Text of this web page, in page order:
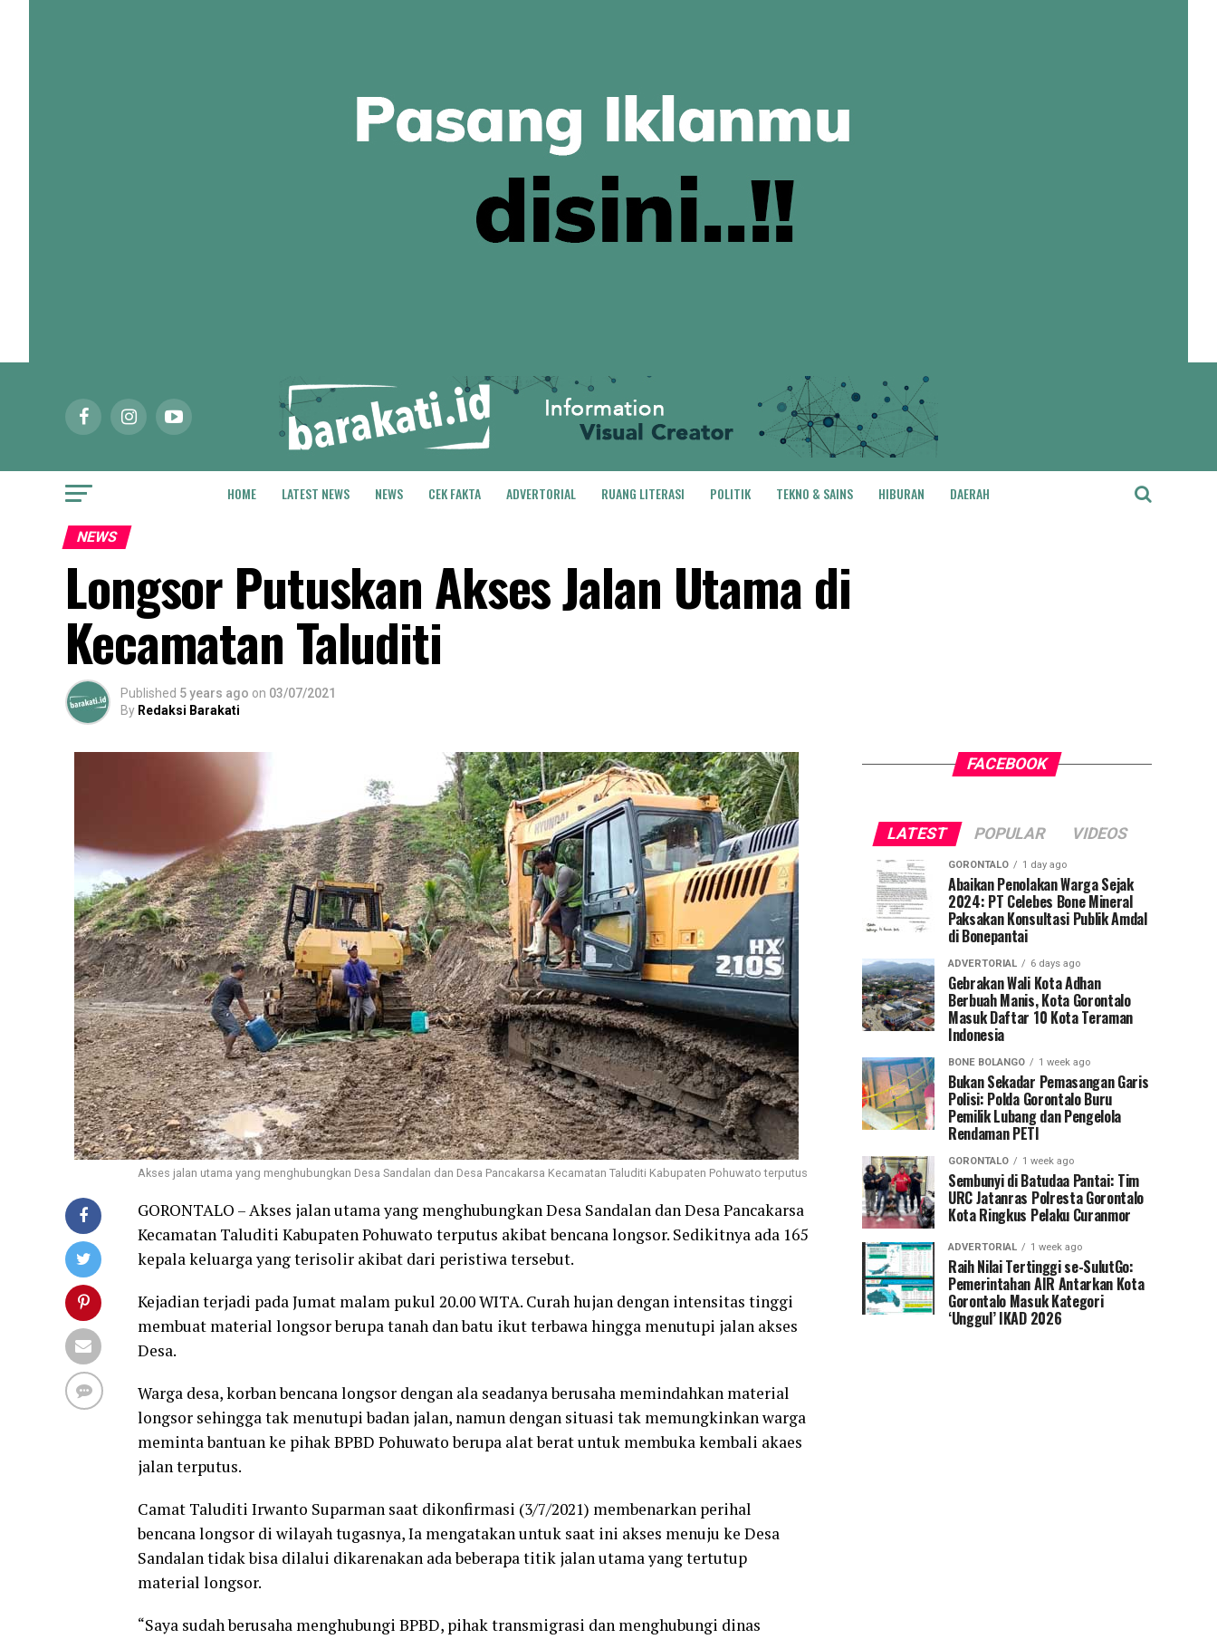
HOME LATEST NEWS NEWS CEK FAKTA ADVERTORIAL RUANG LITERASI POLITIK TEKNO & SAINS HIBURAN DAERAH
NEWS
Longsor Putuskan Akses Jalan Utama di
Kecamatan Taluditi
Published 5 years ago on 03/07/2021
By Redaksi Barakati
Akses jalan utama yang menghubungkan Desa Sandalan dan Desa Pancakarsa Kecamatan Taluditi Kabupaten Pohuwato terputus
GORONTALO – Akses jalan utama yang menghubungkan Desa Sandalan dan Desa Pancakarsa
Kecamatan Taluditi Kabupaten Pohuwato terputus akibat bencana longsor. Sedikitnya ada 165
kepala keluarga yang terisolir akibat dari peristiwa tersebut.
Kejadian terjadi pada Jumat malam pukul 20.00 WITA. Curah hujan dengan intensitas tinggi
membuat material longsor berupa tanah dan batu ikut terbawa hingga menutupi jalan akses
Desa.
Warga desa, korban bencana longsor dengan ala seadanya berusaha memindahkan material
longsor sehingga tak menutupi badan jalan, namun dengan situasi tak memungkinkan warga
meminta bantuan ke pihak BPBD Pohuwato berupa alat berat untuk membuka kembali akaes
jalan terputus.
Camat Taluditi Irwanto Suparman saat dikonfirmasi (3/7/2021) membenarkan perihal
bencana longsor di wilayah tugasnya, Ia mengatakan untuk saat ini akses menuju ke Desa
Sandalan tidak bisa dilalui dikarenakan ada beberapa titik jalan utama yang tertutup
material longsor.
“Saya sudah berusaha menghubungi BPBD, pihak transmigrasi dan menghubungi dinas
FACEBOOK
LATEST POPULAR VIDEOS
GORONTALO 1 day ago
Abaikan Penolakan Warga Sejak
2024: PT Celebes Bone Mineral
Paksakan Konsultasi Publik Amdal
di Bonepantai
ADVERTORIAL 6 days ago
Gebrakan Wali Kota Adhan
Berbuah Manis, Kota Gorontalo
Masuk Daftar 10 Kota Teraman
Indonesia
BONE BOLANGO 1 week ago
Bukan Sekadar Pemasangan Garis
Polisi: Polda Gorontalo Buru
Pemilik Lubang dan Pengelola
Rendaman PETI
GORONTALO 1 week ago
Sembunyi di Batudaa Pantai: Tim
URC Jatanras Polresta Gorontalo
Kota Ringkus Pelaku Curanmor
ADVERTORIAL 1 week ago
Raih Nilai Tertinggi se-SulutGo:
Pemerintahan AIR Antarkan Kota
Gorontalo Masuk Kategori
‘Unggul’ IKAD 2026